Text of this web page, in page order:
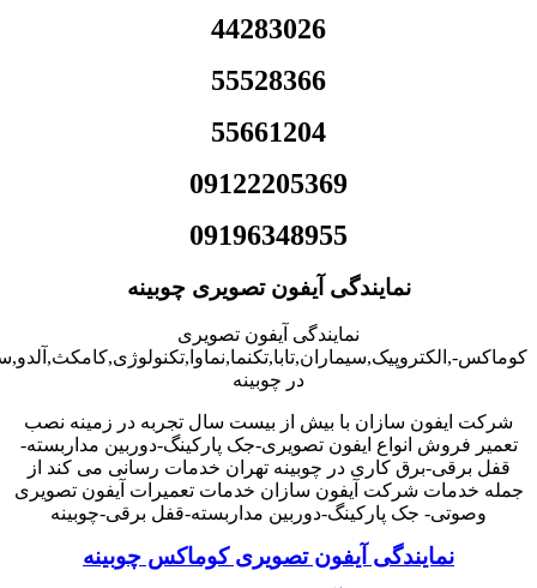
44283026
55528366
55661204
09122205369
09196348955
نمایندگی آیفون تصویری چوبینه
نمایندگی آیفون تصویری
کوماکس-
در چوبینه
شرکت ایفون سازان با بیش از بیست سال تجربه در زمینه نصب
تعمیر فروش انواع ایفون تصویری-جک پارکینگ-دوربین مداربسته-
قفل برقی-برق کاری در چوبینه تهران خدمات رسانی می کند از
جمله خدمات شرکت آیفون سازان خدمات تعمیرات آیفون تصویری
وصوتی- جک پارکینگ-دوربین مداربسته-قفل برقی-چوبینه
نمایندگی آیفون تصویری کوماکس چوبینه